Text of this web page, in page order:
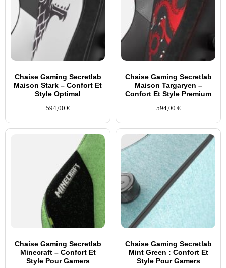
Chaise Gaming Secretlab
Maison Stark – Confort Et
Style Optimal
594,00 €
Chaise Gaming Secretlab
Maison Targaryen –
Confort Et Style Premium
594,00 €
Chaise Gaming Secretlab
Minecraft – Confort Et
Style Pour Gamers
Chaise Gaming Secretlab
Mint Green : Confort Et
Style Pour Gamers